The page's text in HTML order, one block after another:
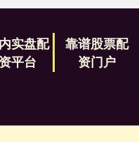
实盘配
资平台
靠谱股票配
资门户